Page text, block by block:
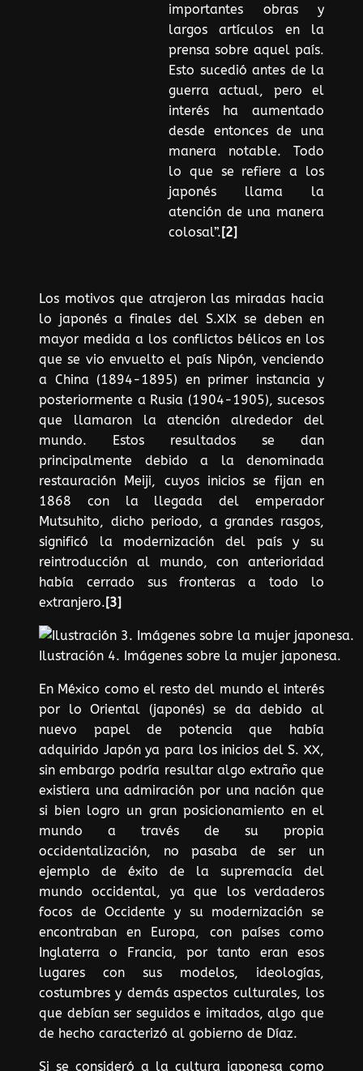
importantes obras y
largos artículos en la
prensa sobre aquel país.
Esto sucedió antes de la
guerra actual, pero el
interés ha aumentado
desde entonces de una
manera notable. Todo
lo que se refiere a los
japonés llama la
atención de una manera
colosal”.[2]
Los motivos que atrajeron las miradas hacia
lo japonés a finales del S.XIX se deben en
mayor medida a los conflictos bélicos en los
que se vio envuelto el país Nipón, venciendo
a China (1894-1895) en primer instancia y
posteriormente a Rusia (1904-1905), sucesos
que llamaron la atención alrededor del
mundo. Estos resultados se dan
principalmente debido a la denominada
restauración Meiji, cuyos inicios se fijan en
1868 con la llegada del emperador
Mutsuhito, dicho periodo, a grandes rasgos,
significó la modernización del país y su
reintroducción al mundo, con anterioridad
había cerrado sus fronteras a todo lo
extranjero.[3]
Ilustración 4. Imágenes sobre la mujer japonesa.
En México como el resto del mundo el interés
por lo Oriental (japonés) se da debido al
nuevo papel de potencia que había
adquirido Japón ya para los inicios del S. XX,
sin embargo podría resultar algo extraño que
existiera una admiración por una nación que
si bien logro un gran posicionamiento en el
mundo a través de su propia
occidentalización, no pasaba de ser un
ejemplo de éxito de la supremacía del
mundo occidental, ya que los verdaderos
focos de Occidente y su modernización se
encontraban en Europa, con países como
Inglaterra o Francia, por tanto eran esos
lugares con sus modelos, ideologías,
costumbres y demás aspectos culturales, los
que debían ser seguidos e imitados, algo que
de hecho caracterizó al gobierno de Díaz.
Si se consideró a la cultura japonesa como